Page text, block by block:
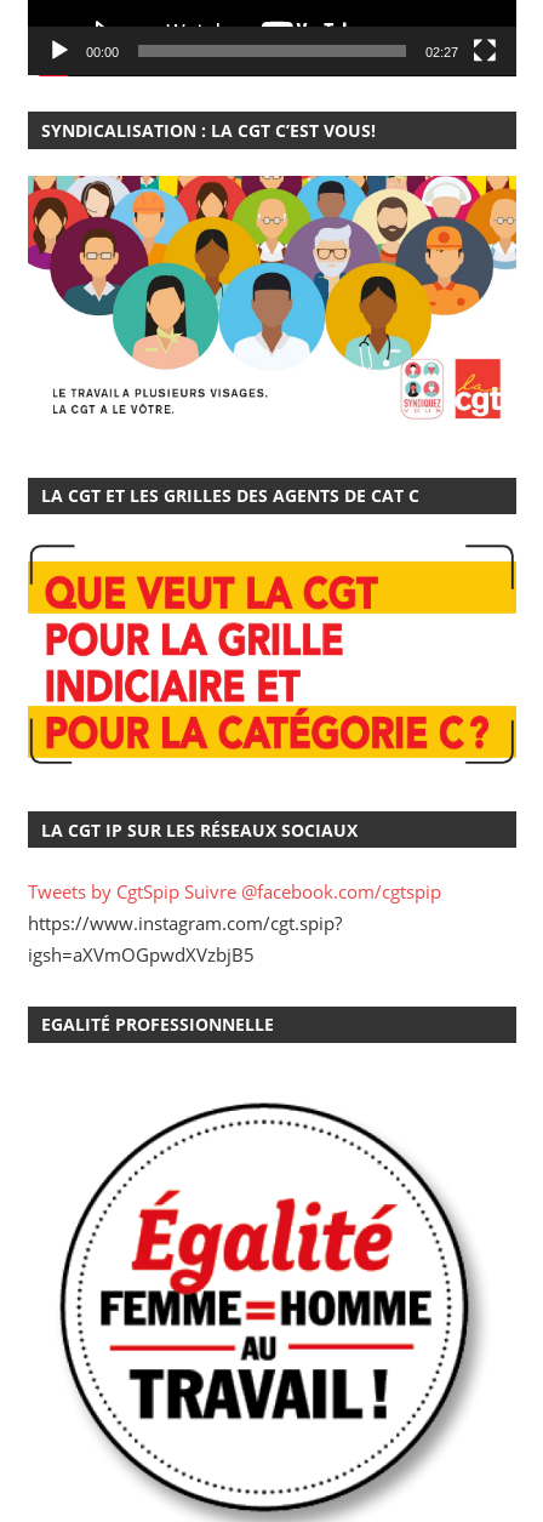
00:00 02:27
SYNDICALISATION : LA CGT C’EST VOUS!
LA CGT ET LES GRILLES DES AGENTS DE CAT C
LA CGT IP SUR LES RÉSEAUX SOCIAUX
Tweets by CgtSpip Suivre @facebook.com/cgtspip
https://www.instagram.com/cgt.spip?
igsh=aXVmOGpwdXVzbjB5
EGALITÉ PROFESSIONNELLE